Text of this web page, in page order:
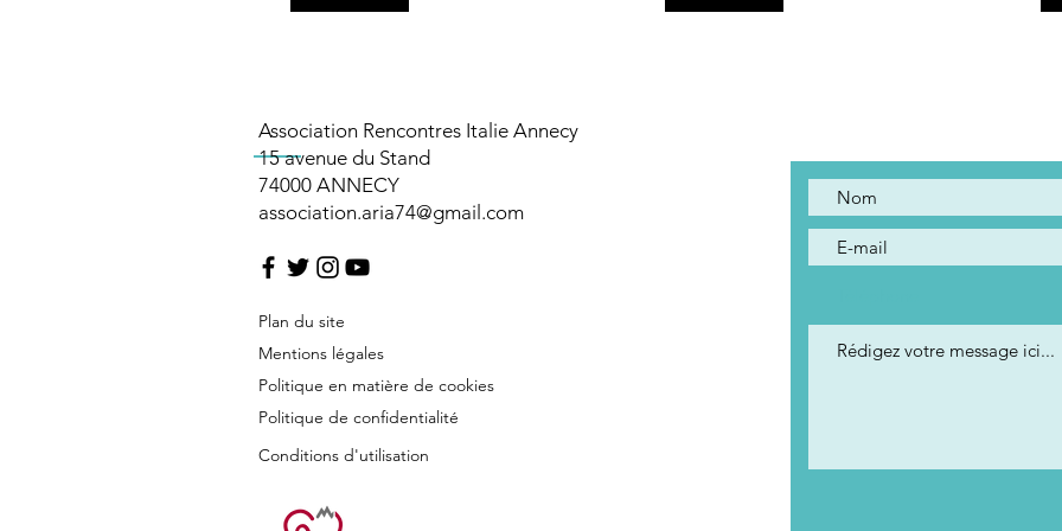
Association Rencontres Italie Annecy
15 avenue du Stand
74000 ANNECY​​​
association.aria74@gmail.com
Plan du site
Mentions légales
Politique en matière de cookies
Politique de confidentialité
Conditions d'utilisation